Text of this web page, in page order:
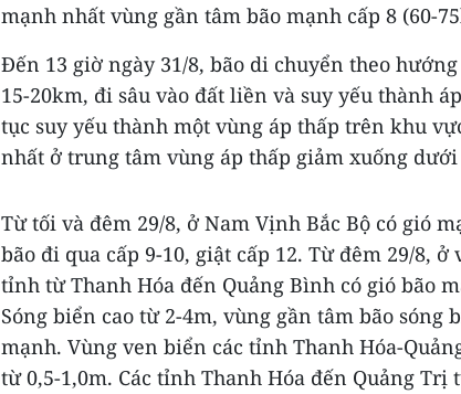
mạnh nhất vùng gần tâm bão mạnh cấp 8 (60-
Đến 13 giờ ngày 31/8, bão di chuyển theo
15-20km, đi sâu vào đất liền và suy yếu thành
tục suy yếu thành một vùng áp thấp trên khu
nhất ở trung tâm vùng áp thấp giảm xuống
Từ tối và đêm 29/8, ở Nam Vịnh Bắc Bộ có gió
bão đi qua cấp 9-10, giật cấp 12. Từ đêm 29/8,
tỉnh từ Thanh Hóa đến Quảng Bình có gió bão
Sóng biển cao từ 2-4m, vùng gần tâm bão sóng
mạnh. Vùng ven biển các tỉnh Thanh Hóa-
từ 0,5-1,0m. Các tỉnh Thanh Hóa đến Quảng Trị